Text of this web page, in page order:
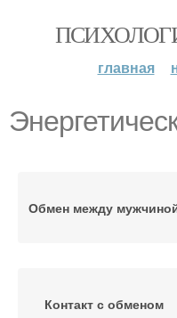
главная
Обмен между
Контакт с обменом